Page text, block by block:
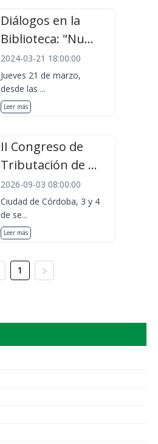
Diálogos en la
Biblioteca: "Nu...
2024-03-21 18:00:00
Jueves 21 de marzo,
desde las ...
Leer más
II Congreso de
Tributación de ...
2026-09-03 08:00:00
Ciudad de Córdoba, 3 y 4
de se...
Leer más
1